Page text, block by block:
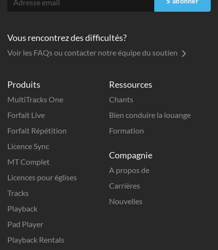
Produits
MultiTracks One
Forfait Live
Forfait Répétition
Licence Sync
MT Complet
Licences pour églises
Tracks
Playback
Pad Player
Playback Rentals
Ressources
Chants
Bien conduire la louange
Formation
Compagnie
A propos de
Carrières
Nouvelles
Vous rencontrez des difficultés?
Voir les FAQs ou contacter notre équipe du soutien